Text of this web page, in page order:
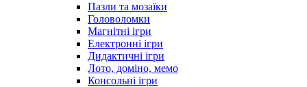
Пазли та мозаїки
Головоломки
Магнітні ігри
Електронні ігри
Дидактичні ігри
Лото, доміно, мемо
Консольні ігри